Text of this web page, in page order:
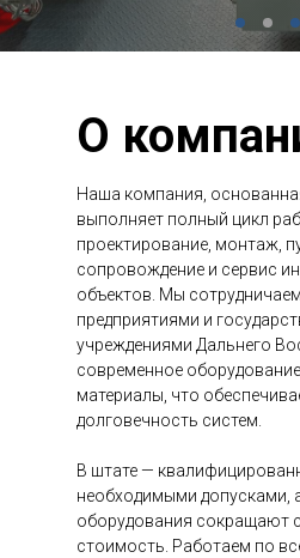
Наша компания,
выполняет полный цикл
проектирование, монтаж,
сопровождение и сервис
объектов. Мы
предприятиями и
учреждениями Дальнего
современное
материалы, что
долговечность систем.
В штате —
необходимыми допусками,
оборудования сокращают
стоимость. Работаем по
О